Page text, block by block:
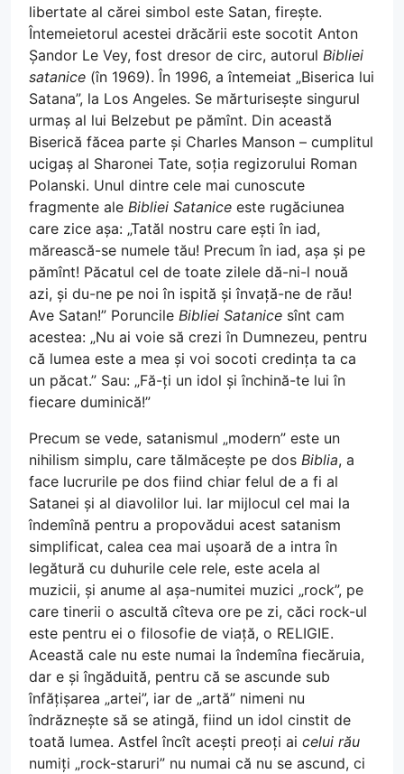
libertate al cărei simbol este Satan, firește.
Întemeietorul acestei drăcării este socotit Anton
Șandor Le Vey, fost dresor de circ, autorul Bibliei
satanice (în 1969). În 1996, a întemeiat „Biserica lui
Satana”, la Los Angeles. Se mărturisește singurul
urmaș al lui Belzebut pe pămînt. Din această
Biserică făcea parte și Charles Manson – cumplitul
ucigaș al Sharonei Tate, soția regizorului Roman
Polanski. Unul dintre cele mai cunoscute
fragmente ale Bibliei Satanice este rugăciunea
care zice așa: „Tatăl nostru care ești în iad,
mărească-se numele tău! Precum în iad, așa și pe
pămînt! Păcatul cel de toate zilele dă-ni-l nouă
azi, și du-ne pe noi în ispită și învață-ne de rău!
Ave Satan!” Poruncile Bibliei Satanice sînt cam
acestea: „Nu ai voie să crezi în Dumnezeu, pentru
că lumea este a mea și voi socoti credința ta ca
un păcat.” Sau: „Fă-ți un idol și închină-te lui în
fiecare duminică!”
Precum se vede, satanismul „modern” este un
nihilism simplu, care tălmăcește pe dos Biblia, a
face lucrurile pe dos fiind chiar felul de a fi al
Satanei și al diavolilor lui. Iar mijlocul cel mai la
îndemînă pentru a propovădui acest satanism
simplificat, calea cea mai ușoară de a intra în
legătură cu duhurile cele rele, este acela al
muzicii, și anume al așa-numitei muzici „rock”, pe
care tinerii o ascultă cîteva ore pe zi, căci rock-ul
este pentru ei o filosofie de viață, o RELIGIE.
Această cale nu este numai la îndemîna fiecăruia,
dar e și îngăduită, pentru că se ascunde sub
înfățișarea „artei”, iar de „artă” nimeni nu
îndrăznește să se atingă, fiind un idol cinstit de
toată lumea. Astfel încît acești preoți ai celui rău
numiți „rock-staruri” nu numai că nu se ascund, ci